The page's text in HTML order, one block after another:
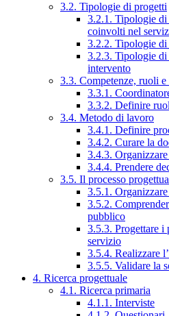
3.2. Tipologie di progetti
3.2.1. Tipologie di
coinvolti nel
3.2.2. Tipologie di
3.2.3. Tipologie di
intervento
3.3. Competenze, ruoli
3.3.1.
3.3.2. Definire
3.4. Metodo di lavoro
3.4.1. Definire
3.4.2. Curare la
3.4.3.
3.4.4. Prendere
3.5. Il processo
3.5.1.
3.5.2.
pubblico
3.5.3. Progettare i
servizio
3.5.4. Realizzare
3.5.5. Validare la
4. Ricerca progettuale
4.1. Ricerca primaria
4.1.1. Interviste